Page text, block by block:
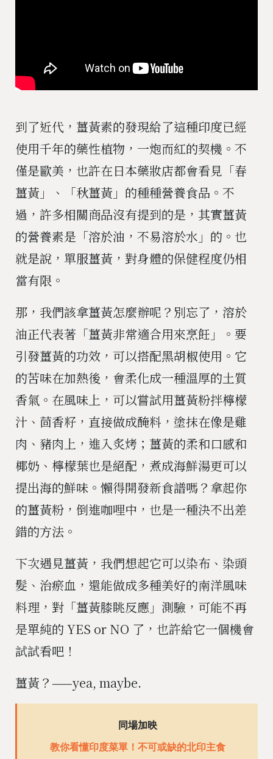
到了近代，薑黃素的發現給了這種印度已經
使用千年的藥性植物，一炮而紅的契機。不
僅是歐美，也許在日本藥妝店都會看見「春
薑黃」、「秋薑黃」的種種營養食品。不
過，許多相關商品沒有提到的是，其實薑黃
的營養素是「溶於油，不易溶於水」的。也
就是說，單服薑黃，對身體的保健程度仍相
當有限。
那，我們該拿薑黃怎麼辦呢？別忘了，溶於
油正代表著「薑黃非常適合用來烹飪」。要
引發薑黃的功效，可以搭配黑胡椒使用。它
的苦味在加熱後，會柔化成一種溫厚的土質
香氣。在風味上，可以嘗試用薑黃粉拌檸檬
汁、茴香籽，直接做成醃料，塗抹在像是雞
肉、豬肉上，進入炙烤；薑黃的柔和口感和
椰奶、檸檬葉也是絕配，煮成海鮮湯更可以
提出海的鮮味。懶得開發新食譜嗎？拿起你
的薑黃粉，倒進咖哩中，也是一種決不出差
錯的方法。
下次遇見薑黃，我們想起它可以染布、染頭
髮、治瘀血，還能做成多種美好的南洋風味
料理，對「薑黃膝眺反應」測驗，可能不再
是單純的 YES or NO 了，也許給它一個機會
試試看吧！
薑黃？——yea, maybe.
同場加映
教你看懂印度菜單！不可或缺的北印主食